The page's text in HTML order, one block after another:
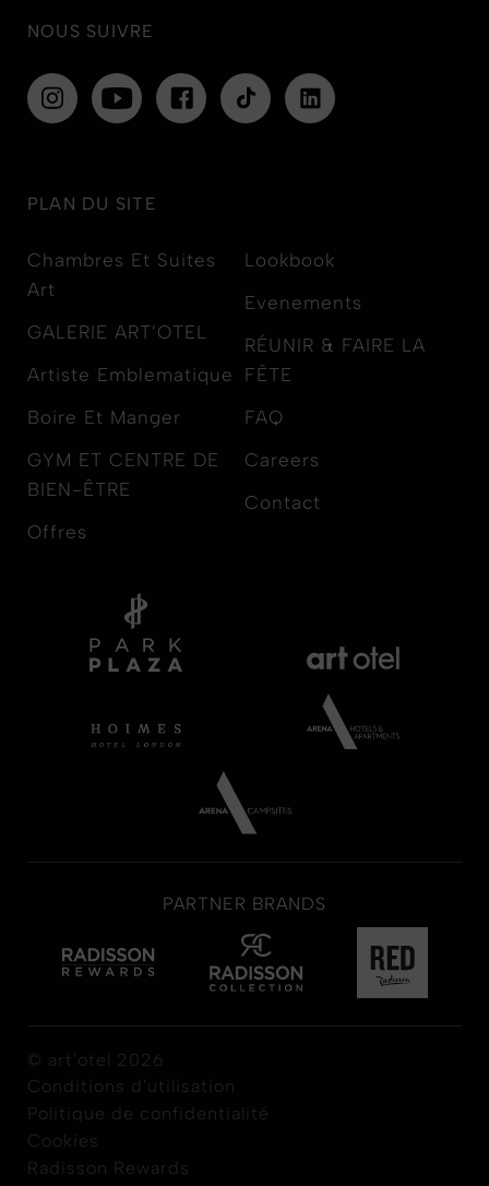
NOUS SUIVRE
PLAN DU SITE
Chambres Et Suites
Art
GALERIE ART’OTEL
Artiste Emblematique
Boire Et Manger
GYM ET CENTRE DE
BIEN-ÊTRE
Offres
Lookbook
Evenements
RÉUNIR & FAIRE LA
FÊTE
FAQ
Careers
Contact
PARTNER BRANDS
© art'otel 2026
Conditions d'utilisation
Politique de confidentialité
Cookies
Radisson Rewards